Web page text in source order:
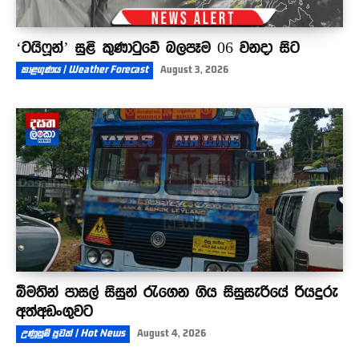
‘ටයිෆූන්’ සුළි කුණාටුවේ බලපෑම 06 වනදා සිට
කාළගුණය | Weather Forecast August 3, 2026
බීමතින් පාසල් සිසුන් රැගෙන ගිය සිසුසැරියේ රියදුරු
අත්අඩංගුවට
උණුසුම් පුවත් | Hot News August 4, 2026